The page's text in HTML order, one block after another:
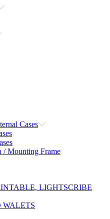
Cases
/ Mounting Frame
LIGHTSCRIBE
WALETS